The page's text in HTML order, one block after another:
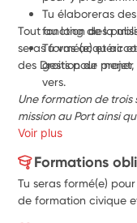
Tu élaboreras
fonction des
Tu vas acquérir
gestion de
vers.
Tout au long de la
seras formé(e) et
Une formation de trois
mission au Port ainsi
Voir plus
Formations
Tu seras formé(e)
de formation civique